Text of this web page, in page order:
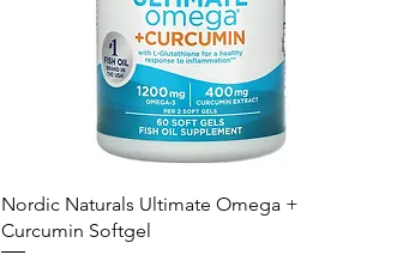
Aperçu rapide
Nordic Naturals Ultimate Omega +
Curcumin Softgel